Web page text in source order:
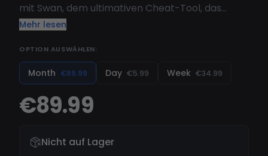
mit Swan, dem ultimativen Cheat-Tool, das
erstklassige Aimbots, ESP und heldenspezifische
bietet.
Mehr lesen
OPTION AUSWÄHLEN:
Month €89.99 Day €5.99 Week €34.99
€89.99
Nicht auf Lager